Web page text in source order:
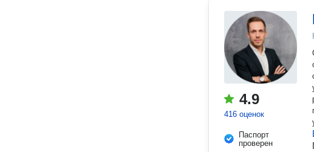
4.9
416 оценок
Паспорт
проверен